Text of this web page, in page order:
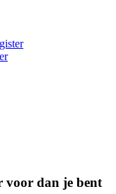
voor dan je bent